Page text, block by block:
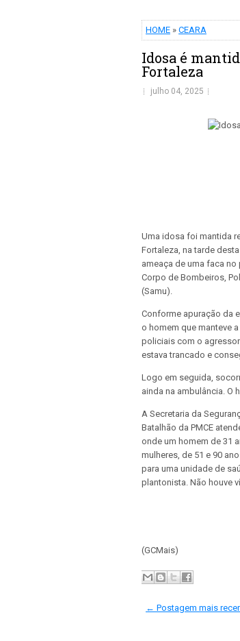
HOME » CEARA
Idosa é
Fortaleza
julho 04, 2025
Uma idosa foi mantida
Fortaleza, na tarde
ameaça de uma faca
Corpo de Bombeiros,
(Samu).
Conforme apuração da
o homem que manteve
policiais com o
estava trancado e
Logo em seguida,
ainda na ambulância. O
A Secretaria da
Batalhão da PMCE
onde um homem de 31
mulheres, de 51 e 90
para uma unidade de
plantonista. Não houve
(GCMais)
← Postagem mais